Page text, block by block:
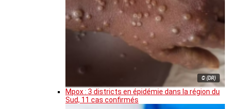
© (DR)
Mpox : 3 districts en épidémie dans la région du
Sud, 11 cas confirmés